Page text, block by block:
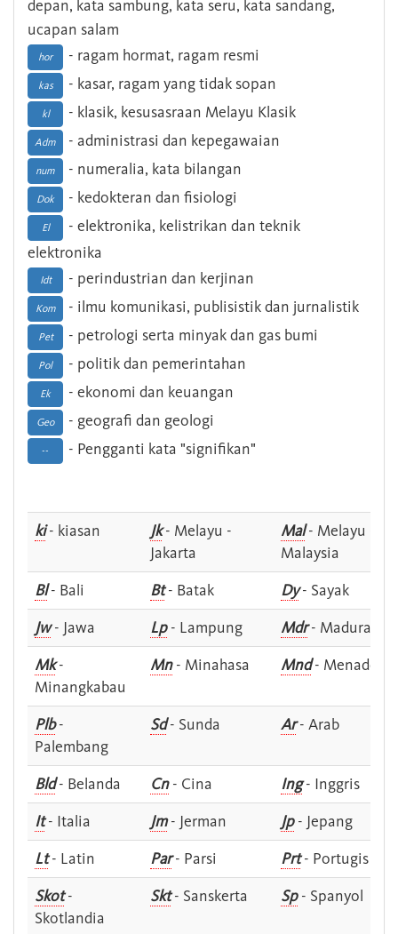
depan, kata sambung, kata seru, kata sandang,
ucapan salam
hor - ragam hormat, ragam resmi
kas - kasar, ragam yang tidak sopan
kl - klasik, kesusasraan Melayu Klasik
Adm - administrasi dan kepegawaian
num - numeralia, kata bilangan
Dok - kedokteran dan fisiologi
El
- elektronika, kelistrikan dan teknik
elektronika
Idt - perindustrian dan kerjinan
Kom - ilmu komunikasi, publisistik dan jurnalistik
Pet - petrologi serta minyak dan gas bumi
Pol - politik dan pemerintahan
Ek - ekonomi dan keuangan
Geo - geografi dan geologi
-- - Pengganti kata "signifikan"
ki- kiasan Jk- Melayu -
Jakarta
Mal- Melayu -
Malaysia
Bl- Bali Bt- Batak Dy- Sayak
Jw- Jawa Lp- Lampung Mdr- Madura
Mk-
Minangkabau
Mn- Minahasa Mnd- Menado
Plb-
Palembang
Sd- Sunda Ar- Arab
Bld- Belanda Cn- Cina Ing- Inggris
It- Italia Jm- Jerman Jp- Jepang
Lt- Latin Par- Parsi Prt- Portugis
Skot-
Skotlandia
Skt- Sanskerta Sp- Spanyol